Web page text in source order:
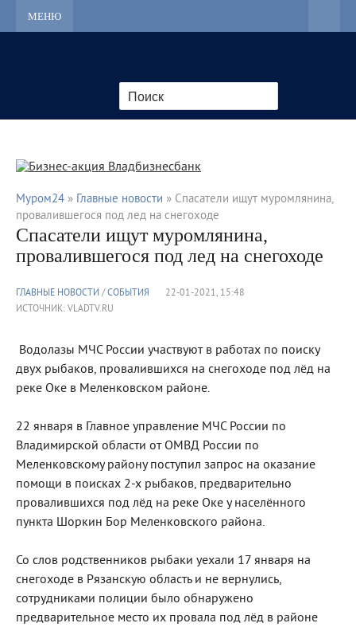
МЕНЮ
Муром24 » Главные новости » Спасатели ищут муромлянина,
провалившегося под лед на снегоходе
Спасатели ищут муромлянина,
провалившегося под лед на снегоходе
ГЛАВНЫЕ НОВОСТИ/ СОБЫТИЯ
22-01-2021, 15:48
ИСТОЧНИК: VLADTV.RU
Водолазы МЧС России участвуют в работах по поиску
двух рыбаков, провалившихся на снегоходе под лёд на
реке Оке в Меленковском районе.
22 января в Главное управление МЧС России по
Владимирской области от ОМВД России по
Меленковскому району поступил запрос на оказание
помощи в поисках 2-х рыбаков, предварительно
провалившихся под лёд на реке Оке у населённого
пункта Шоркин Бор Меленковского района.
Со слов родственников рыбаки уехали 17 января на
снегоходе в Рязанскую область и не вернулись,
сотрудниками полиции было обнаружено
предварительное место их провала под лёд в районе